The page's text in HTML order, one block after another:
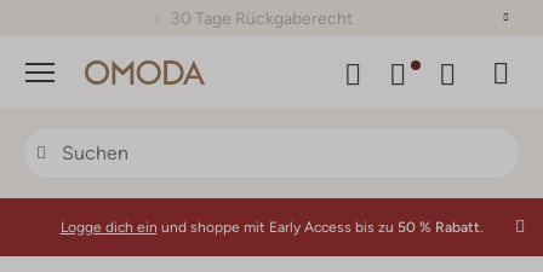
30 Tage Rückgaberecht
Menü
Logge dich ein und shoppe mit Early Access bis zu 50 % Rabatt.